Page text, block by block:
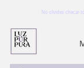
No olvides checar